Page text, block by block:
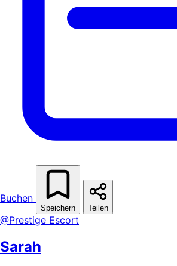
Buchen
Speichern Teilen
@Prestige Escort
Sarah